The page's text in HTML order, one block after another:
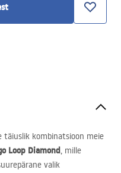
täiuslik kombinatsioon meie
Loop Diamond, mille
valik